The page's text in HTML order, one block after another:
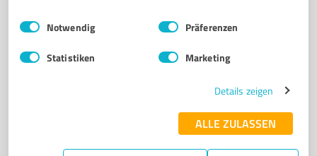
Impressum Datenschutzbestimmungen
Einwilligungsauswahl
Notwendig Präferenzen
Statistiken Marketing
Details zeigen
ALLE ZULASSEN
Luckenbacher Str. 35, 74523 Schwäbisch Hall
sw-projektentwicklung.com/